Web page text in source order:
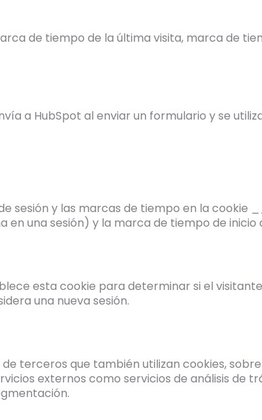
de tiempo de la última visita, marca de
a HubSpot al enviar un formulario y se
sesión y las marcas de tiempo en la cookie
una sesión) y la marca de tiempo de inicio
esta cookie para determinar si el
una nueva sesión.
terceros que también utilizan cookies,
externos como servicios de análisis de